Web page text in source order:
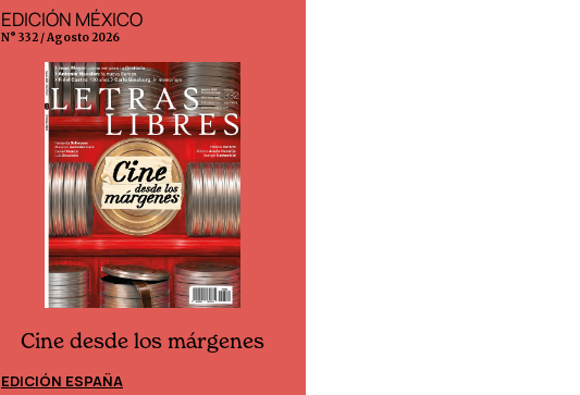
EDICIÓN MÉXICO
N° 332 / Agosto 2026
Cine desde los márgenes
EDICIÓN ESPAÑA